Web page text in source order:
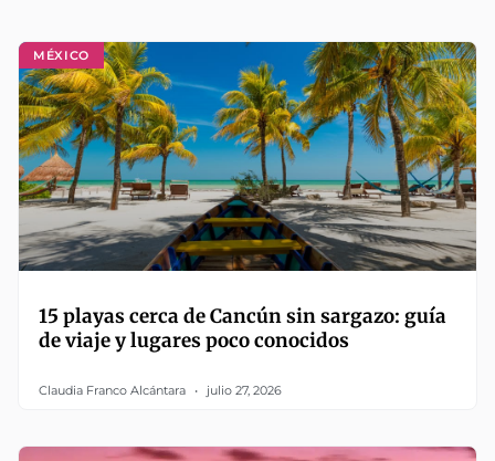
MÉXICO
15 playas cerca de Cancún sin sargazo: guía
de viaje y lugares poco conocidos
Claudia Franco Alcántara julio 27, 2026